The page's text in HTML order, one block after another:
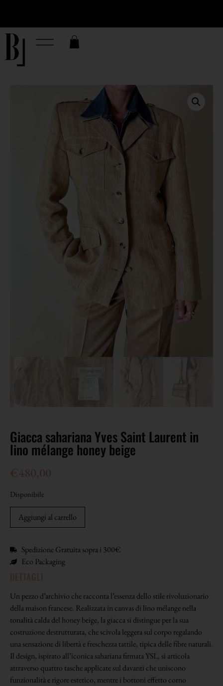
Giacca sahariana Yves Saint Laurent in
lino mélange honey beige
Disponibile
Aggiungi al carrello
Spedizione Gratuita sopra i 300€
Eco Packaging
Un pezzo d’archivio che racconta l’essenza dello stile rivoluzionario
della maison francese. Realizzata in canvas di lino mélange nella
tonalità calda del honey beige, la giacca si distingue per la sua
costruzione destrutturata, che scivola leggera sul corpo regalando
una sensazione di libertà e freschezza tattile, tipica delle fibre naturali.
Il design, ispirato all’iconica sahariana firmata YSL, si articola
attraverso quattro tasche applicate sul davanti che uniscono
funzionalità e rigore estetico, mentre i bottoni effetto corno